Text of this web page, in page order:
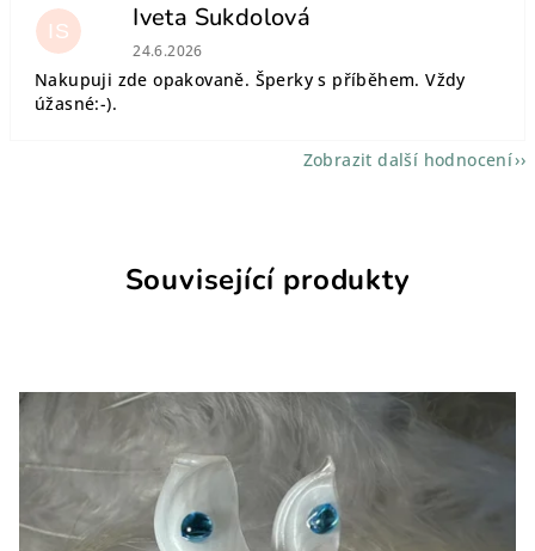
IS Iveta Sukdolová
Hodnocení obchodu je 5 z 5 hvězdiček.
24.6.2026
Nakupuji zde opakovaně. Šperky s příběhem. Vždy
úžasné:-).
Zobrazit další hodnocení
Související produkty